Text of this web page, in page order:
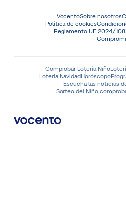
VocentoSobre nosotros
Política de cookies
Reglamento UE 2024/
Comprobar Lotería Niño
Lotería NavidadHoróscopo
Escucha las noticias
Sorteo del Niño